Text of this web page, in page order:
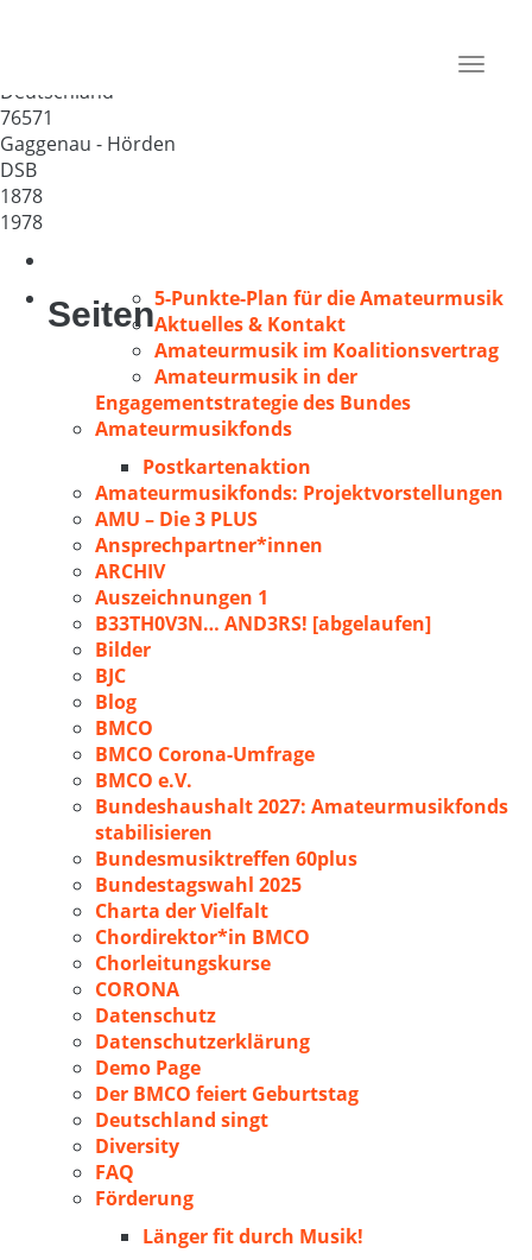
Toggle
Deutschland
76571
Gaggenau - Hörden
DSB
1878
1978
Seiten5-Punkte-Plan für die Amateurmusik
Aktuelles & Kontakt
Amateurmusik im Koalitionsvertrag
Amateurmusik in der
Engagementstrategie des Bundes
Amateurmusikfonds
Postkartenaktion
Amateurmusikfonds: Projektvorstellungen
AMU – Die 3 PLUS
Ansprechpartner*innen
ARCHIV
Auszeichnungen 1
B33TH0V3N… AND3RS! [abgelaufen]
Bilder
BJC
Blog
BMCO
BMCO Corona-Umfrage
BMCO e.V.
Bundeshaushalt 2027: Amateurmusikfonds
stabilisieren
Bundesmusiktreffen 60plus
Bundestagswahl 2025
Charta der Vielfalt
Chordirektor*in BMCO
Chorleitungskurse
CORONA
Datenschutz
Datenschutzerklärung
Demo Page
Der BMCO feiert Geburtstag
Deutschland singt
Diversity
FAQ
Förderung
Länger fit durch Musik!